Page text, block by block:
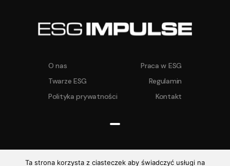
O nas
Praca w ESG
Twarze ESG
Regulamin
Polityka prywatności
Kontakt
Ta strona korzysta z ciasteczek aby świadczyć usługi na